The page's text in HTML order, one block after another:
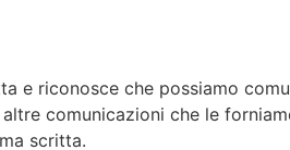
riconosce che possiamo
comunicazioni che le
scritta.